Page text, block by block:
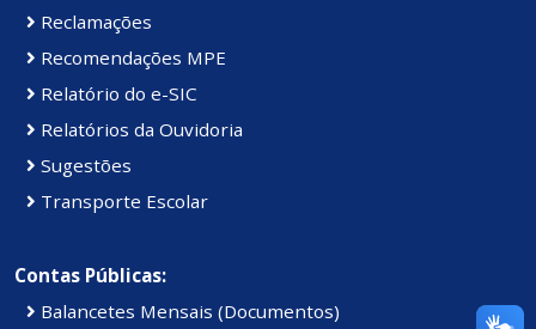
Reclamações
Recomendações MPE
Relatório do e-SIC
Relatórios da Ouvidoria
Sugestões
Transporte Escolar
Contas Públicas:
Balancetes Mensais (Documentos)